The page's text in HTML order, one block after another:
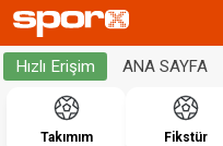
Hızlı Erişim ANA SAYFA
Takımım Fikstür